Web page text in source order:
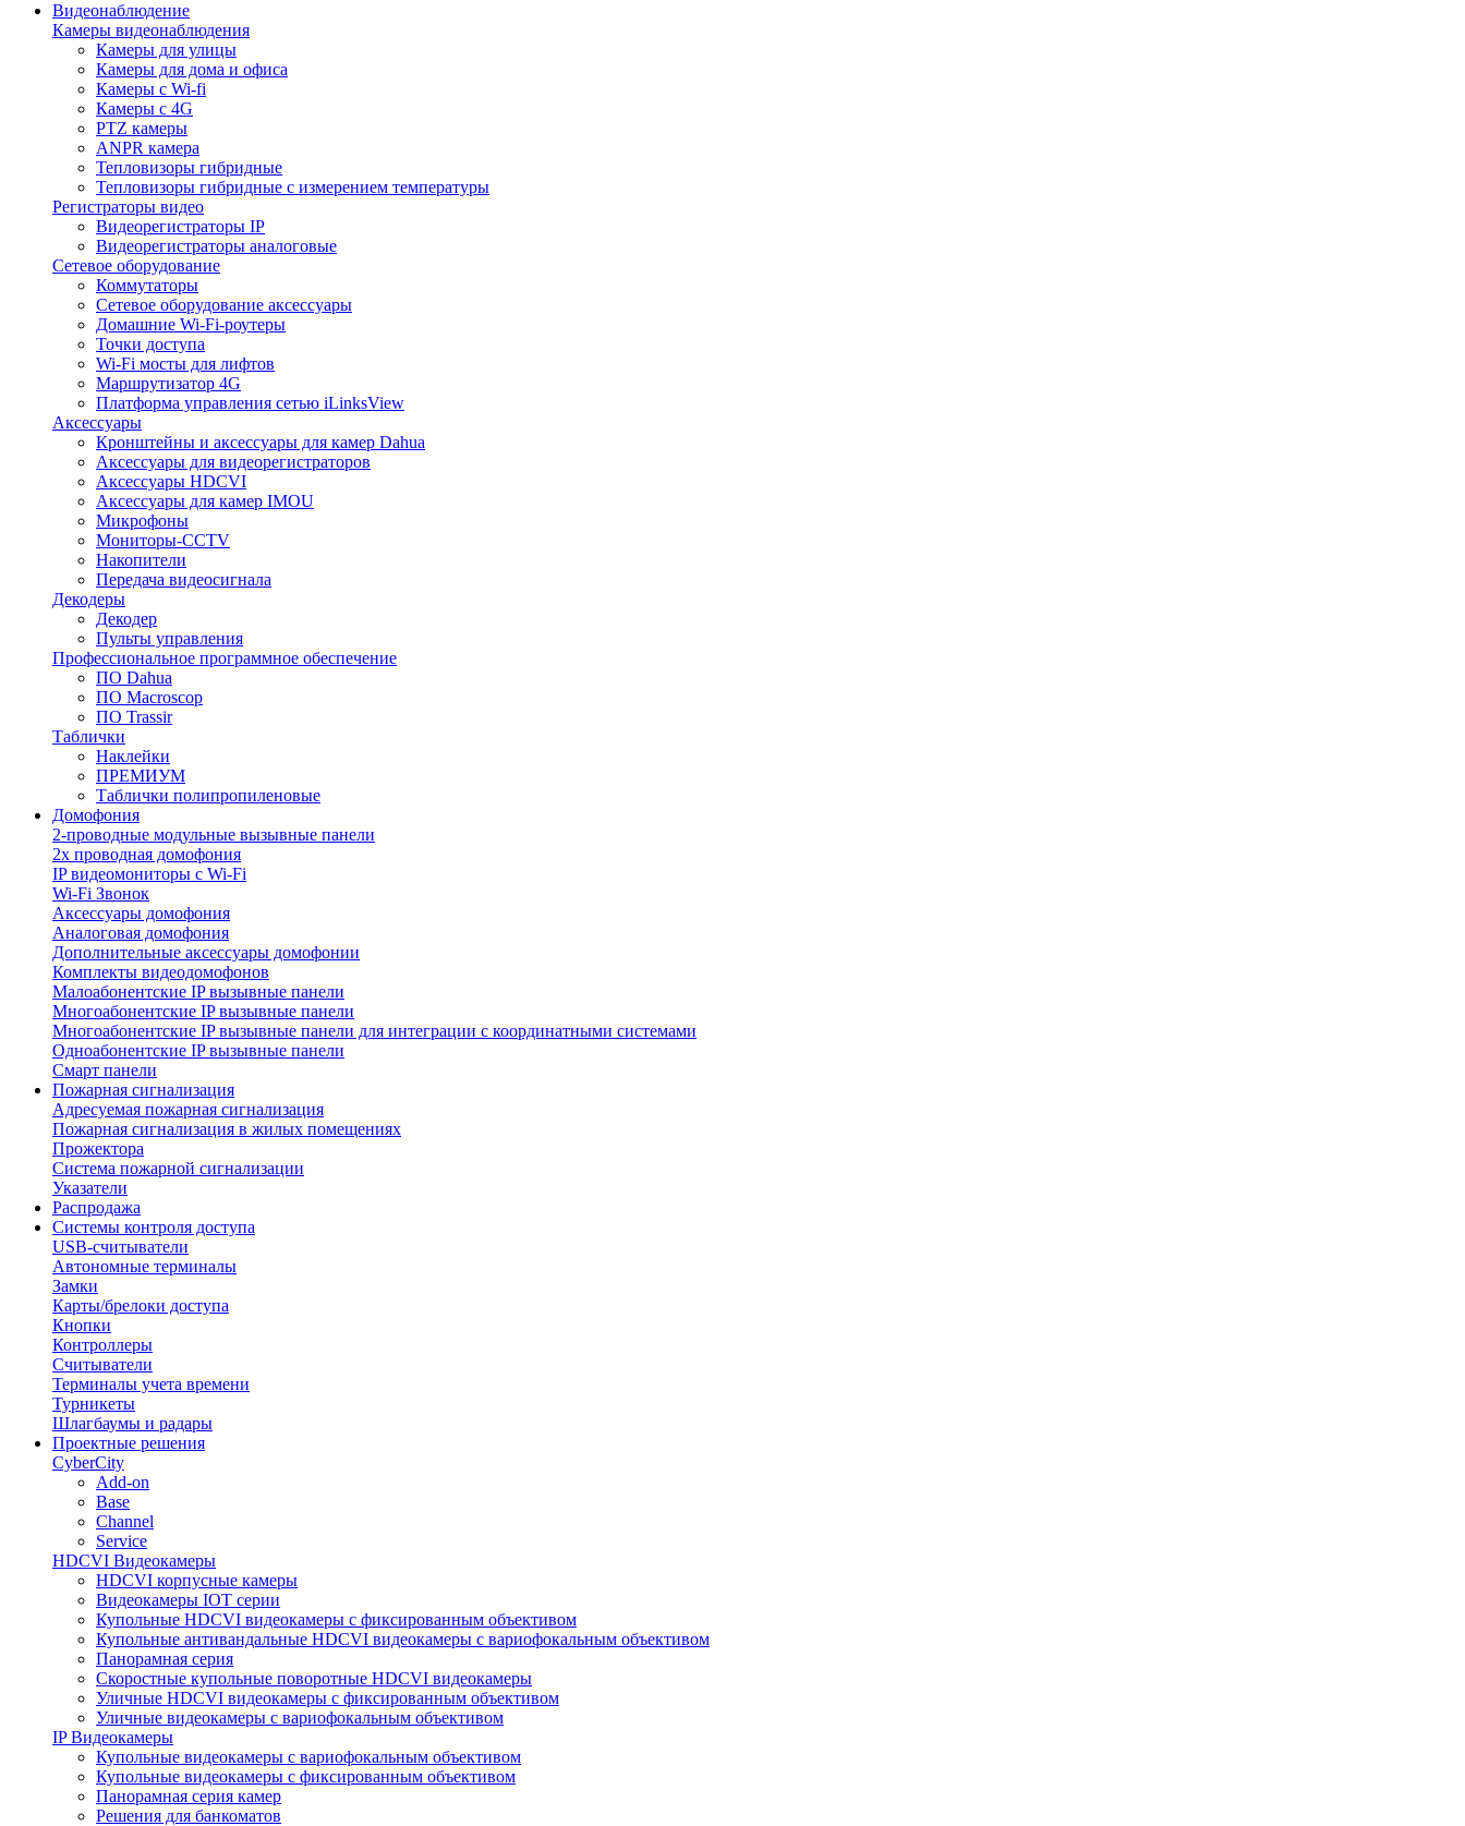
Видеонаблюдение
Камеры видеонаблюдения
Камеры для улицы
Камеры для дома и офиса
Камеры с Wi-fi
Камеры с 4G
PTZ камеры
ANPR камера
Тепловизоры гибридные
Тепловизоры гибридные c измерением температуры
Регистраторы видео
Видеорегистраторы IP
Видеорегистраторы аналоговые
Сетевое оборудование
Коммутаторы
Сетевое оборудование аксессуары
Домашние Wi-Fi-роутеры
Точки доступа
Wi-Fi мосты для лифтов
Маршрутизатор 4G
Платформа управления сетью iLinksView
Аксессуары
Кронштейны и аксессуары для камер Dahua
Аксессуары для видеорегистраторов
Аксессуары HDCVI
Аксессуары для камер IMOU
Микрофоны
Мониторы-CCTV
Накопители
Передача видеосигнала
Декодеры
Декодер
Пульты управления
Профессиональное программное обеспечение
ПО Dahua
ПО Macroscop
ПО Trassir
Таблички
Наклейки
ПРЕМИУМ
Таблички полипропиленовые
Домофония
2-проводные модульные вызывные панели
2х проводная домофония
IP видеомониторы с Wi-Fi
Wi-Fi Звонок
Аксессуары домофония
Аналоговая домофония
Дополнительные аксессуары домофонии
Комплекты видеодомофонов
Малоабонентские IP вызывные панели
Многоабонентские IP вызывные панели
Многоабонентские IP вызывные панели для интеграции с координатными системами
Одноабонентские IP вызывные панели
Смарт панели
Пожарная сигнализация
Адресуемая пожарная сигнализация
Пожарная сигнализация в жилых помещениях
Прожектора
Система пожарной сигнализации
Указатели
Распродажа
Системы контроля доступа
USB-считыватели
Автономные терминалы
Замки
Карты/брелоки доступа
Кнопки
Контроллеры
Считыватели
Терминалы учета времени
Турникеты
Шлагбаумы и радары
Проектные решения
CyberCity
Add-on
Base
Channel
Service
HDCVI Видеокамеры
HDCVI корпусные камеры
Видеокамеры IOT серии
Купольные HDCVI видеокамеры с фиксированным объективом
Купольные антивандальные HDCVI видеокамеры с вариофокальным объективом
Панорамная серия
Скоростные купольные поворотные HDCVI видеокамеры
Уличные HDCVI видеокамеры с фиксированным объективом
Уличные видеокамеры с вариофокальным объективом
IP Видеокамеры
Купольные видеокамеры с вариофокальным объективом
Купольные видеокамеры с фиксированным объективом
Панорамная серия камер
Решения для банкоматов